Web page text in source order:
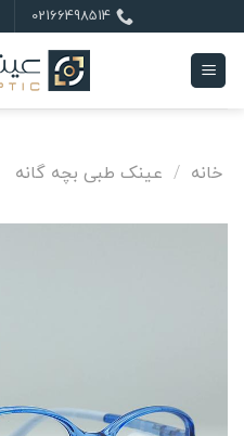
to
content
02166498514
خانه / عینک طبی بچه گانه